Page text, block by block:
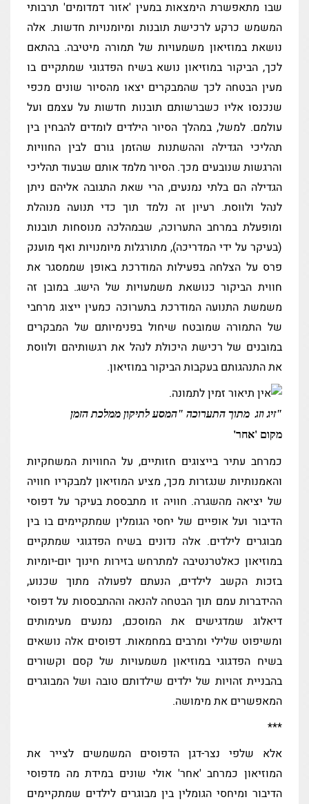
שבו מתאפשרת הימצאות במעין 'אזור דמדומים' תרבותי
המשמש כרקע לרכישת תובנות ומיומנויות חדשות. אלה
נושאת במוזיאון משמעויות של תמורה מיטיבה. בהתאם
לכך, הביקור במוזיאון נושא בשיח הפדגוגי שמתקיים בו
מעין הבטחה לכך שהמבקרים יצאו מהסיור שונים מכפי
שנכנסו אליו כשברשותם תובנות חדשות על עצמם ועל
עולמם. למשל, במהלך הסיור הילדים לומדים להבחין בין
תהליכי הגדילה וההשתנות שהזמן גורם לבין החוויות
והרגשות שנובעים מכך. הסיור מלמד אותם שבעוד תהליכי
הגדילה הם בלתי נמנעים, הרי שאת התגובה אליהם ניתן
לנהל ולווסת. רעיון זה נלמד תוך כדי תנועה מנוהלת
ומופעלת במרחב התערוכה, שבמהלכה מנוסחות תובנות
(בעיקר על ידי המדריכה), מתורגלות מיומנויות ואף מוענק
פרס על הצלחה בפעילות המודרכת באופן שממסגר את
חווית הביקור כנושאת משמעויות של הישג. במובן זה
משמשת התנועה המודרכת בתערוכה כמעין ייצוג מרחבי
של התמורה שמובטח שיחול בפנימיותם של המבקרים
במובנים של רכישת היכולת לנהל את רגשותיהם ולווסת
את התנהגותם בעקבות הביקור במוזיאון.
"זיג וזג מתוך התערוכה "המסע לתיקון ממלכת הזמן
מקום 'אחר'
כמרחב עתיר בייצוגים חזותיים, על החוויות המשחקיות
והאמנותיות שנגזרות מכך, מציע המוזיאון למבקריו חוויה
של יציאה מהשגרה. חוויה זו מתבססת בעיקר על דפוסי
הדיבור ועל אופיים של יחסי הגומלין שמתקיימים בו בין
מבוגרים לילדים. אלה נדונים בשיח הפדגוגי שמתקיים
במוזיאון כאלטרנטיבה למתרחש בזירות חינוך יום-יומיות
בזכות הקשב לילדים, הנעתם לפעולה מתוך שכנוע,
ההידברות עמם תוך הבטחה להנאה וההתבססות על דפוסי
דיאלוג שמדגישים את המוסכם, נמנעים מעימותים
ומשיפוט שלילי ומרבים במחמאות. דפוסים אלה נושאים
בשיח הפדגוגי במוזיאון משמעויות של קסם וקשורים
בהבניית זהויות של ילדים שילדותם טובה ושל המבוגרים
המאפשרים את מימושה.
***
אלא שלפי נצר-דגן הדפוסים המשמשים לצייר את
המוזיאון כמרחב 'אחר' אולי שונים במידת מה מדפוסי
הדיבור ומיחסי הגומלין בין מבוגרים לילדים שמתקיימים